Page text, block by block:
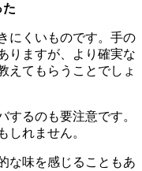
た
にくいものです。手の
りますが、より確実な
えてもらうことでしょ
するのも要注意です。
しれません。
な味を感じることもあ